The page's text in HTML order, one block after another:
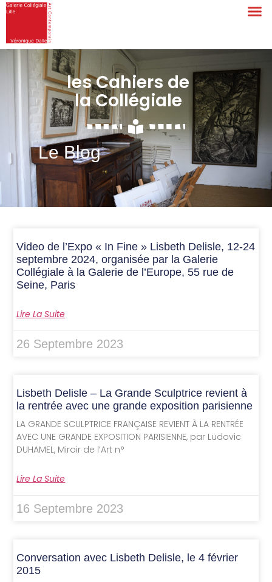
les Cahiers de
la Collégiale
Le Blog
Video de l’Expo « In Fine » Lisbeth Delisle, 12-24
septembre 2024, organisée par la Galerie
Collégiale à la Galerie de l’Europe, 55 rue de
Seine, Paris
Lire La Suite
26 Septembre 2023
Lisbeth Delisle – La Grande Sculptrice revient à
la rentrée avec une grande exposition parisienne
LA GRANDE SCULPTRICE FRANÇAISE REVIENT À LA RENTRÉE
AVEC UNE GRANDE EXPOSITION PARISIENNE, par Ludovic
DUHAMEL, Miroir de l’Art n°
Lire La Suite
16 Septembre 2023
Conversation avec Lisbeth Delisle, le 4 février
2015